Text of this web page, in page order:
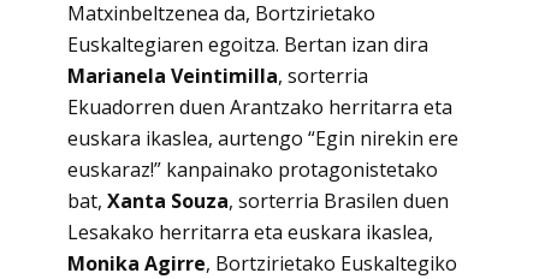
Matxinbeltzenea da, Bortzirietako
Euskaltegiaren egoitza. Bertan izan dira
Marianela Veintimilla, sorterria
Ekuadorren duen Arantzako herritarra eta
euskara ikaslea, aurtengo “Egin nirekin ere
euskaraz!” kanpainako protagonistetako
bat, Xanta Souza, sorterria Brasilen duen
Lesakako herritarra eta euskara ikaslea,
Monika Agirre, Bortzirietako Euskaltegiko